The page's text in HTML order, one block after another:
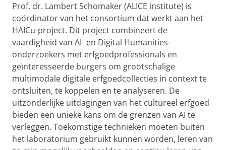
Prof. dr. Lambert Schomaker (ALICE institute) is
coördinator van het consortium dat werkt aan het
HAICu-project. Dit project combineert de
vaardigheid van AI- en Digital Humanities-
onderzoekers met erfgoedprofessionals en
geïnteresseerde burgers om grootschalige
multimodale digitale erfgoedcollecties in context te
ontsluiten, te koppelen en te analyseren. De
uitzonderlijke uitdagingen van het cultureel erfgoed
bieden een unieke kans om de grenzen van AI te
verleggen. Toekomstige technieken moeten buiten
het laboratorium gebruikt kunnen worden, leren van